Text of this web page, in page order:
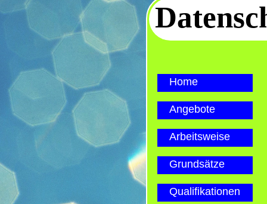
Home
Angebote
Arbeitsweise
Grundsätze
Qualifikationen